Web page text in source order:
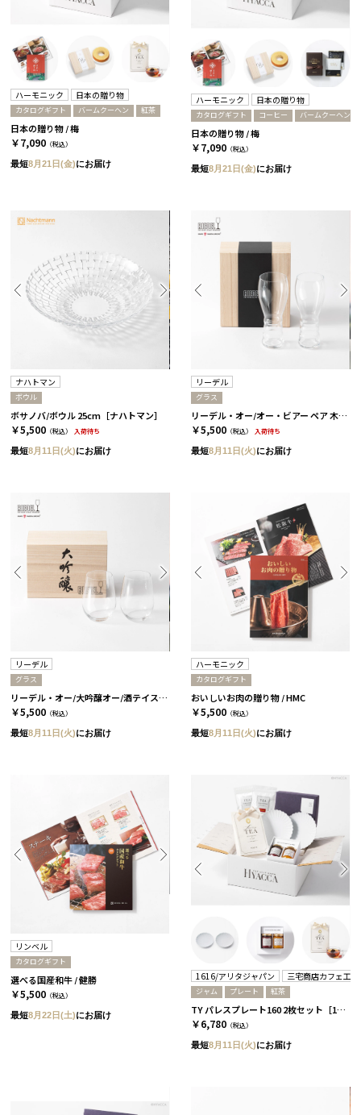
ハーモニック 日本の贈り物
カタログギフト バームクーヘン 紅茶
日本の贈り物 / 梅
￥7,090 （税込）
最短8月21日(金)にお届け
ハーモニック 日本の贈り物
カタログギフト コーヒー バームクーヘン
日本の贈り物 / 梅
￥7,090 （税込）
最短8月21日(金)にお届け
ナハトマン
ボウル
ボサノバ/ボウル 25cm［ナハトマン］
￥5,500 （税込） 入荷待ち
最短8月11日(火)にお届け
リーデル
グラス
リーデル・オー/オー・ビアー ペア 木箱入り［リーデル］
￥5,500 （税込） 入荷待ち
最短8月11日(火)にお届け
リーデル
グラス
リーデル・オー/大吟醸オー/酒テイスター ペア 木箱入り［リーデル］
￥5,500 （税込）
最短8月11日(火)にお届け
ハーモニック
カタログギフト
おいしいお肉の贈り物 / HMC
￥5,500 （税込）
最短8月11日(火)にお届け
リンベル
カタログギフト
選べる国産和牛 / 健勝
￥5,500 （税込）
最短8月22日(土)にお届け
1616/アリタジャパン 三宅商店カフェ工房
ジャム プレート 紅茶
TY パレスプレート160 2枚セット［1616/アリタジャパン］+ジャムセット+紅茶
￥6,780 （税込）
最短8月11日(火)にお届け